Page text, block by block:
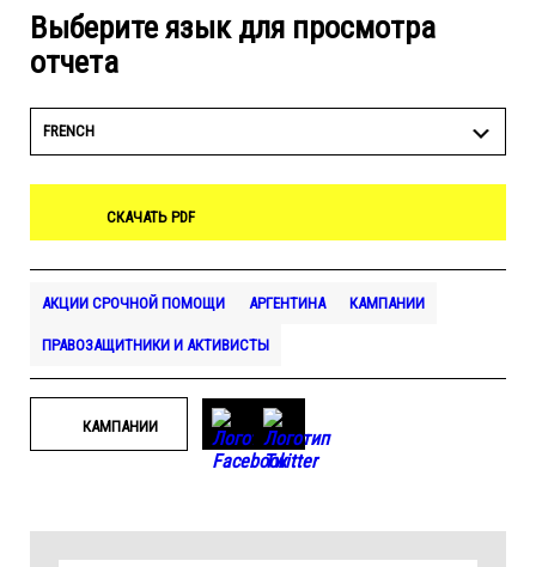
Выберите язык для просмотра
отчета
FRENCH
СКАЧАТЬ PDF
АКЦИИ СРОЧНОЙ ПОМОЩИ АРГЕНТИНА КАМПАНИИ
ПРАВОЗАЩИТНИКИ И АКТИВИСТЫ
КАМПАНИИ